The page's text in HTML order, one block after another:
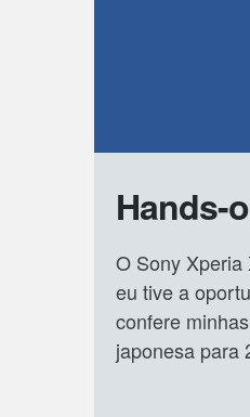
Hands-
O Sony
eu tive a
confere
japonesa para